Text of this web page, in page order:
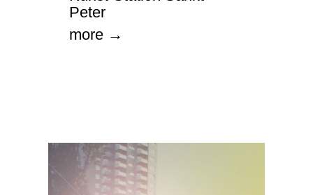
Peter
more →